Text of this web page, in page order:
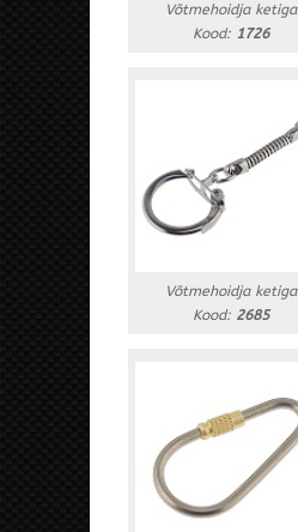
Võtmehoidja ketiga
Kood: 1726
Võtmehoidja ketiga
Kood: 2685